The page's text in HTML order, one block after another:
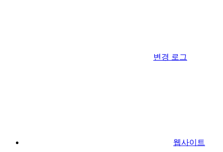
변경 로그
웹사이트